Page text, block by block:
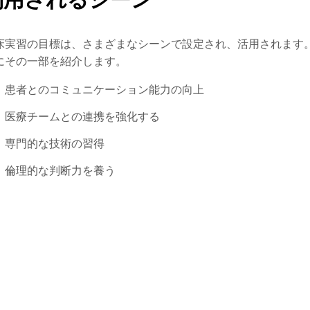
実習の目標は、さまざまなシーンで設定され、活用されます
その一部を紹介します。
患者とのコミュニケーション能力の向上
医療チームとの連携を強化する
専門的な技術の習得
倫理的な判断力を養う